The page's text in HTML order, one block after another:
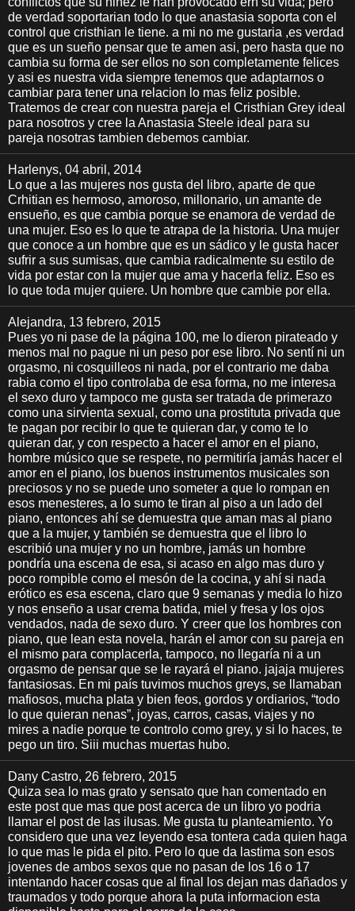
de verdad soportarian todo lo que anastasia soporta con el
control que cristhian le tiene. a mi no me gustaria ,es verdad
que es un sueño pensar que te amen asi, pero hasta que no
cambia su forma de ser ellos no son completamente felices
y asi es nuestra vida siempre tenemos que adaptarnos o
cambiar para tener una relacion lo mas feliz posible.
Tratemos de crear con nuestra pareja el Cristhian Grey ideal
para nosotros y cree la Anastasia Steele ideal para su
pareja nosotras tambien debemos cambiar.
Harlenys, 04 abril, 2014
Lo que a las mujeres nos gusta del libro, aparte de que
Crhitian es hermoso, amoroso, millonario, un amante de
ensueño, es que cambia porque se enamora de verdad de
una mujer. Eso es lo que te atrapa de la historia. Una mujer
que conoce a un hombre que es un sádico y le gusta hacer
sufrir a sus sumisas, que cambia radicalmente su estilo de
vida por estar con la mujer que ama y hacerla feliz. Eso es
lo que toda mujer quiere. Un hombre que cambie por ella.
Alejandra, 13 febrero, 2015
Pues yo ni pase de la página 100, me lo dieron pirateado y
menos mal no pague ni un peso por ese libro. No sentí ni un
orgasmo, ni cosquilleos ni nada, por el contrario me daba
rabia como el tipo controlaba de esa forma, no me interesa
el sexo duro y tampoco me gusta ser tratada de primerazo
como una sirvienta sexual, como una prostituta privada que
te pagan por recibir lo que te quieran dar, y como te lo
quieran dar, y con respecto a hacer el amor en el piano,
hombre músico que se respete, no permitiría jamás hacer el
amor en el piano, los buenos instrumentos musicales son
preciosos y no se puede uno someter a que lo rompan en
esos menesteres, a lo sumo te tiran al piso a un lado del
piano, entonces ahí se demuestra que aman mas al piano
que a la mujer, y también se demuestra que el libro lo
escribió una mujer y no un hombre, jamás un hombre
pondría una escena de esa, si acaso en algo mas duro y
poco rompible como el mesón de la cocina, y ahí si nada
erótico es esa escena, claro que 9 semanas y media lo hizo
y nos enseño a usar crema batida, miel y fresa y los ojos
vendados, nada de sexo duro. Y creer que los hombres con
piano, que lean esta novela, harán el amor con su pareja en
el mismo para complacerla, tampoco, no llegaría ni a un
orgasmo de pensar que se le rayará el piano. jajaja mujeres
fantasiosas. En mi país tuvimos muchos greys, se llamaban
mafiosos, mucha plata y bien feos, gordos y ordiarios, “todo
lo que quieran nenas”, joyas, carros, casas, viajes y no
mires a nadie porque te controlo como grey, y si lo haces, te
pego un tiro. Siii muchas muertas hubo.
Dany Castro, 26 febrero, 2015
Quiza sea lo mas grato y sensato que han comentado en
este post que mas que post acerca de un libro yo podria
llamar el post de las ilusas. Me gusta tu planteamiento. Yo
considero que una vez leyendo esa tontera cada quien haga
lo que mas le pida el pito. Pero lo que da lastima son esos
jovenes de ambos sexos que no pasan de los 16 o 17
intentando hacer cosas que al final los dejan mas dañados y
traumados y todo porque ahora la puta informacion esta